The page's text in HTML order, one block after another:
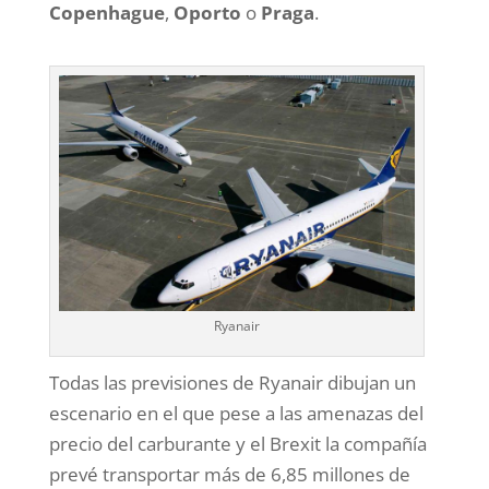
Copenhague, Oporto o Praga.
Ryanair
Todas las previsiones de Ryanair dibujan un
escenario en el que pese a las amenazas del
precio del carburante y el Brexit la compañía
prevé transportar más de 6,85 millones de